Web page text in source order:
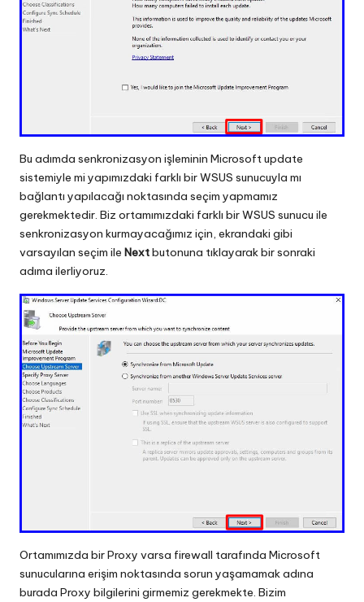
Bu adımda senkronizasyon işleminin Microsoft update
sistemiyle mi yapımızdaki farklı bir WSUS sunucuyla mı
bağlantı yapılacağı noktasında seçim yapmamız
gerekmektedir. Biz ortamımızdaki farklı bir WSUS sunucu ile
senkronizasyon kurmayacağımız için, ekrandaki gibi
varsayılan seçim ile Nextbutonuna tıklayarak bir sonraki
adıma ilerliyoruz.
Ortamımızda bir Proxy varsa firewall tarafında Microsoft
sunucularına erişim noktasında sorun yaşamamak adına
burada Proxy bilgilerini girmemiz gerekmekte. Bizim